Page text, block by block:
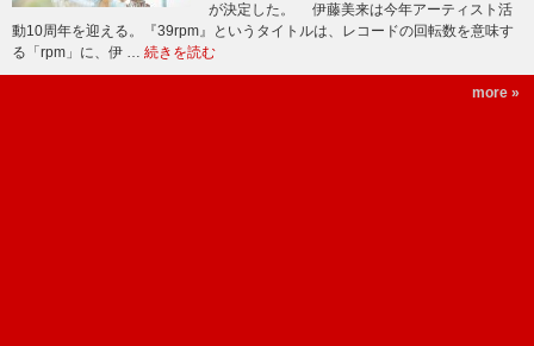
が決定した。 伊藤美来は今年アーティスト活
動10周年を迎える。『39rpm』というタイトルは、レコードの回転数を意味す
る「rpm」に、伊 … 続きを読む
more »